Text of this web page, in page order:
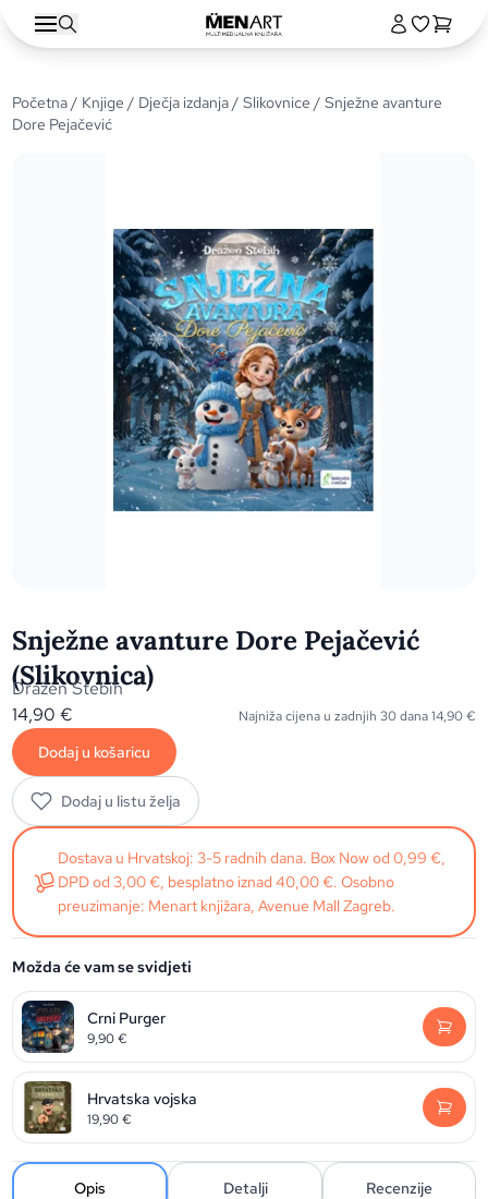
Početna/ Knjige / Dječja izdanja/Slikovnice / Snježne avanture
Dore Pejačević
Snježne avanture Dore Pejačević
(Slikovnica)
Dražen Štebih
14,90€ Najniža cijena u zadnjih 30 dana14,90€
Dodaj u košaricu
Dodaj u listu želja
Dostava u Hrvatskoj: 3-5 radnih dana. Box Now od 0,99 €,
DPD od 3,00 €, besplatno iznad 40,00 €. Osobno
preuzimanje: Menart knjižara, Avenue Mall Zagreb.
Možda će vam se svidjeti
Crni Purger
9,90€
Hrvatska vojska
19,90€
Opis Detalji Recenzije